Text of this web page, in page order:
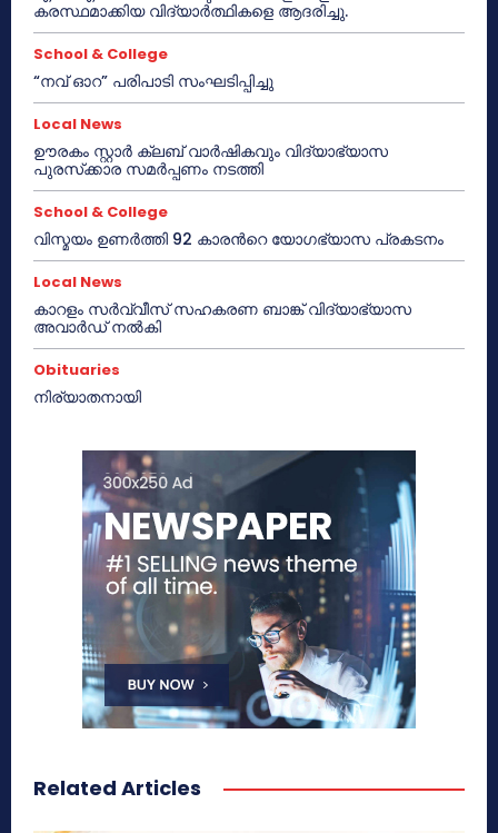
കരസ്ഥമാക്കിയ വിദ്യാർത്ഥികളെ ആദരിച്ചു.
School & College
“നവ് ഓറ” പരിപാടി സംഘടിപ്പിച്ചു
Local News
ഊരകം സ്റ്റാർ ക്ലബ് വാർഷികവും വിദ്യാഭ്യാസ
പുരസ്‌ക്കാര സമർപ്പണം നടത്തി
School & College
വിസ്മയം ഉണർത്തി 92 കാരൻറെ യോഗഭ്യാസ പ്രകടനം
Local News
കാറളം സർവ്വീസ് സഹകരണ ബാങ്ക് വിദ്യാഭ്യാസ
അവാർഡ് നൽകി
Obituaries
നിര്യാതനായി
Related Articles